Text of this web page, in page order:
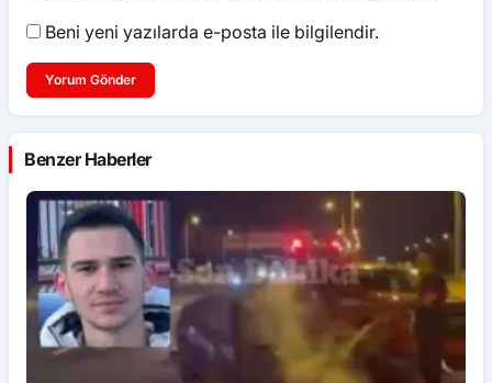
Beni yeni yazılarda e-posta ile bilgilendir.
Yorum Gönder
Benzer Haberler